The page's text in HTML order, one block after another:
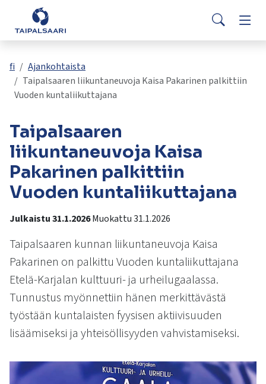
Siirry pääsisältöön
Palaute
Yhteystiedot
Valitse
oleva
tulos
ylös-
alasnuolilla.
Siirry
valittuun
hakutulokseen
painamalla
enteriä.
Kosketuslaitteiden
voivat
käyttää
ja
pyyhkäisyliikkeitä.
Asuminen ja rakentaminen
Opetus ja kasvatus
Hyvinvointi ja terveys
Kulttuuri ja vapaa-aika
Kunta ja päätöksenteko
Työ ja yrittäminen
fi
Ajankohtaista
Taipalsaaren liikuntaneuvoja Kaisa Pakarinen palkittiin
Vuoden kuntaliikuttajana
Taipalsaaren
liikuntaneuvoja Kaisa
Pakarinen palkittiin
Vuoden kuntaliikuttajana
Julkaistu 31.1.2026Muokattu 31.1.2026
Taipalsaaren kunnan liikuntaneuvoja Kaisa
Pakarinen on palkittu Vuoden kuntaliikuttajana
Etelä-Karjalan kulttuuri- ja urheilugaalassa.
Tunnustus myönnettiin hänen merkittävästä
työstään kuntalaisten fyysisen aktiivisuuden
lisäämiseksi ja yhteisöllisyyden vahvistamiseksi.